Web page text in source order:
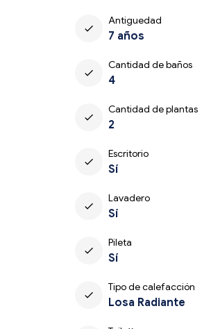
check
Antiguedad
7 años
check
Cantidad de baños
4
check
Cantidad de plantas
2
check
Escritorio
Sí
check
Lavadero
Sí
check
Pileta
Sí
check
Tipo de calefacción
Losa Radiante